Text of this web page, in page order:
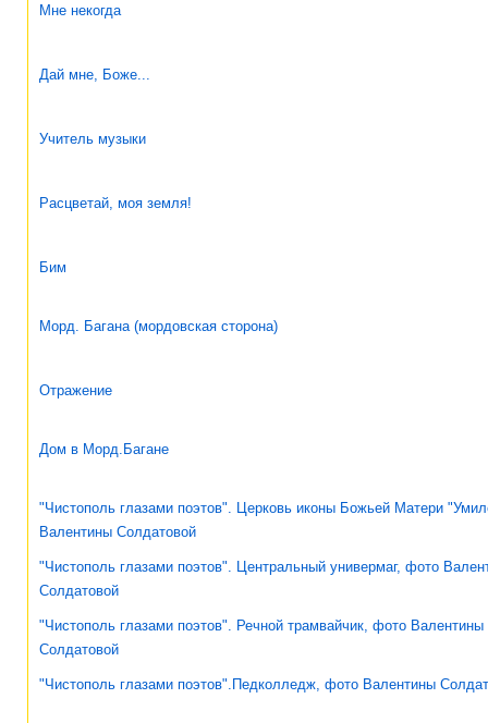
Мне некогда
Дай мне, Боже...
Учитель музыки
Расцветай, моя земля!
Бим
Морд. Багана (мордовская сторона)
Отражение
Дом в Морд.Багане
"Чистополь глазами поэтов". Церковь иконы Божьей Матери
Валентины Солдатовой
"Чистополь глазами поэтов". Центральный универмаг, фото
Солдатовой
"Чистополь глазами поэтов". Речной трамвайчик, фото Валентины
Солдатовой
"Чистополь глазами поэтов".Педколледж, фото Валентины